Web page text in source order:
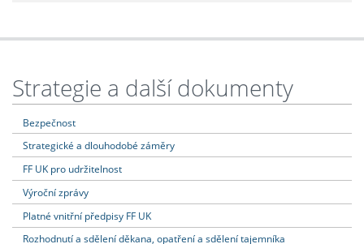
Strategie a další dokumenty
Bezpečnost
Strategické a dlouhodobé záměry
FF UK pro udržitelnost
Výroční zprávy
Platné vnitřní předpisy FF UK
Rozhodnutí a sdělení děkana, opatření a sdělení tajemníka